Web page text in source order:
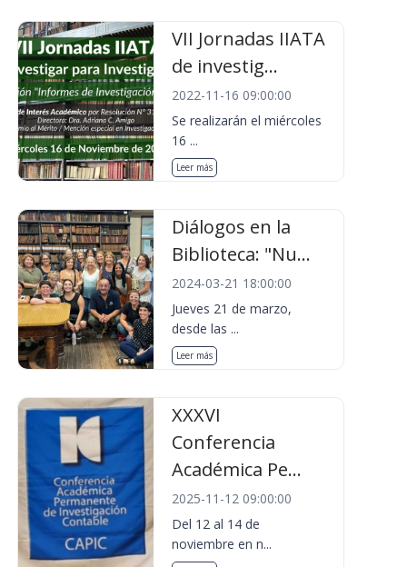
VII Jornadas IIATA
de investig...
2022-11-16 09:00:00
Se realizarán el miércoles
16 ...
Leer más
Diálogos en la
Biblioteca: "Nu...
2024-03-21 18:00:00
Jueves 21 de marzo,
desde las ...
Leer más
XXXVI
Conferencia
Académica Pe...
2025-11-12 09:00:00
Del 12 al 14 de
noviembre en n...